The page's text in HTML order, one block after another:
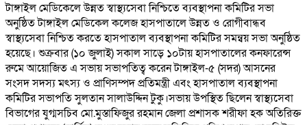
টাঙ্গাইল মেডিকেলে উন্নত স্বাস্থ্যসেবা নিশ্চিতে ব্যবস্থাপনা কমিটির সভা
অনুষ্ঠিত টাঙ্গাইল মেডিকেল কলেজ হাসপাতালে উন্নত ও রোগীবান্ধব
স্বাস্থ্যসেবা নিশ্চিত করতে হাসপাতাল ব্যবস্থাপনা কমিটির সমন্বয় সভা অনুষ্ঠিত
হয়েছে। শুক্রবার (১০ জুলাই) সকাল সাড়ে ১০টায় হাসপাতালের কনফারেন্স
রুমে আয়োজিত এ সভায় সভাপতিত্ব করেন টাঙ্গাইল-৫ (সদর) আসনের
সংসদ সদস্য মৎস্য ও প্রাণিসম্পদ প্রতিমন্ত্রী এবং হাসপাতাল ব্যবস্থাপনা
কমিটির সভাপতি সুলতান সালাউদ্দিন টুকু।সভায় উপস্থিত ছিলেন স্বাস্থ্যসেবা
বিভাগের যুগ্মসচিব মো.মুস্তাফিজুর রহমান জেলা প্রশাসক শরীফা হক অতিরিক্ত